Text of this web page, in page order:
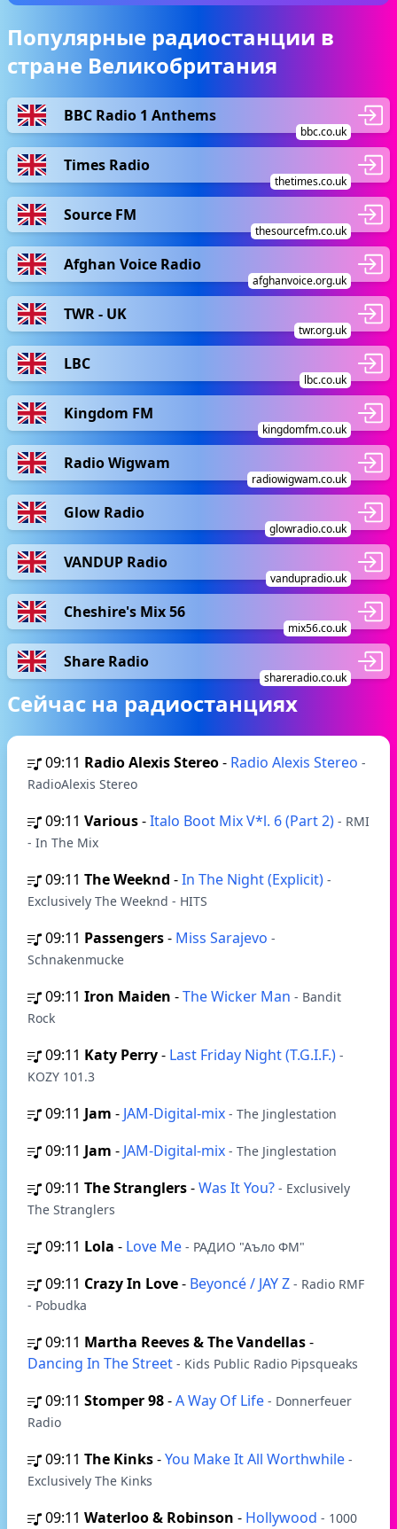
Популярные радиостанции в
стране Великобритания
BBC Radio 1 Anthems
bbc.co.uk
Times Radio
thetimes.co.uk
Source FM
thesourcefm.co.uk
Afghan Voice Radio
afghanvoice.org.uk
TWR - UK
twr.org.uk
LBC
lbc.co.uk
Kingdom FM
kingdomfm.co.uk
Radio Wigwam
radiowigwam.co.uk
Glow Radio
glowradio.co.uk
VANDUP Radio
vandupradio.uk
Cheshire's Mix 56
mix56.co.uk
Share Radio
shareradio.co.uk
Сейчас на радиостанциях
09:11 Radio Alexis Stereo- Radio Alexis Stereo -
RadioAlexis Stereo
09:11 Various-Italo Boot Mix V*l. 6 (Part 2) - RMI
- In The Mix
09:11 The Weeknd -In The Night (Explicit) -
Exclusively The Weeknd - HITS
09:11 Passengers- Miss Sarajevo -
Schnakenmucke
09:11 Iron Maiden -The Wicker Man - Bandit
Rock
09:11 Katy Perry- Last Friday Night (T.G.I.F.) -
KOZY 101.3
09:11 Jam - JAM-Digital-mix - The Jinglestation
09:11 Jam - JAM-Digital-mix - The Jinglestation
09:11 The Stranglers-Was It You? - Exclusively
The Stranglers
09:11 Lola - Love Me - РАДИО "Аъло ФМ"
09:11 Crazy In Love- Beyoncé / JAY Z - Radio RMF
- Pobudka
09:11 Martha Reeves & The Vandellas-
Dancing In The Street - Kids Public Radio Pipsqueaks
09:11 Stomper 98-A Way Of Life - Donnerfeuer
Radio
09:11 The Kinks-You Make It All Worthwhile -
Exclusively The Kinks
09:11 Waterloo & Robinson - Hollywood - 1000